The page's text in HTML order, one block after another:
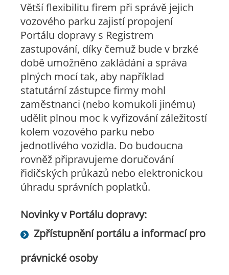
Větší flexibilitu firem při správě jejich
vozového parku zajistí propojení
Portálu dopravy s Registrem
zastupování, díky čemuž bude v brzké
době umožněno zakládání a správa
plných mocí tak, aby například
statutární zástupce firmy mohl
zaměstnanci (nebo komukoli jinému)
udělit plnou moc k vyřizování záležitostí
kolem vozového parku nebo
jednotlivého vozidla. Do budoucna
rovněž připravujeme doručování
řidičských průkazů nebo elektronickou
úhradu správních poplatků.
Novinky v Portálu dopravy:
Zpřístupnění portálu a informací pro
právnické osoby